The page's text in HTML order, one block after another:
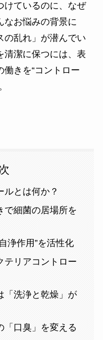
けているのに、なぜ
お悩みの背景に
の乱れ」が潜んでい
清潔に保つには、表
きを“コントロー
ルとは何か？
で細菌の居場所を
浄作用”を活性化
テリアコントロー
「洗浄と乾燥」が
「口臭」を変える